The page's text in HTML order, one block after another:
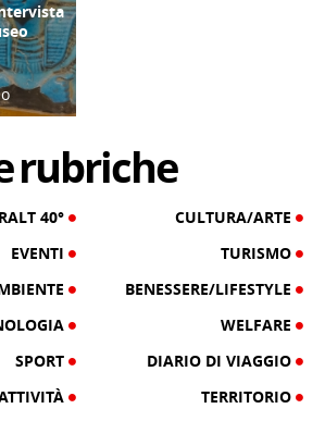
rubriche
40°
CULTURA/ARTE
EVENTI
TURISMO
BENESSERE/LIFESTYLE
WELFARE
SPORT
DIARIO DI VIAGGIO
TERRITORIO